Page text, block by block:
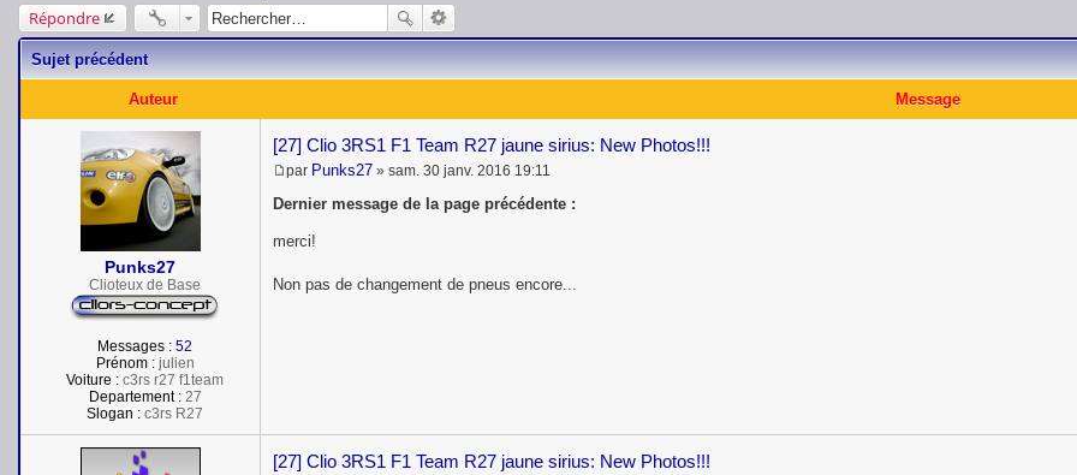
Répondre
Sujet précédent
Auteur Message
Punks27
Clioteux de Base
Messages : 52
Prénom :julien
Voiture : c3rs r27 f1team
Departement :27
Slogan : c3rs R27
[27] Clio 3RS1 F1 Team R27 jaune sirius: New Photos!!!
M
e
s
a
e
par Punks27 » sam. 30 janv. 2016 19:11
Dernier message de la page précédente :
merci!
Non pas de changement de pneus encore...
[27] Clio 3RS1 F1 Team R27 jaune sirius: New Photos!!!